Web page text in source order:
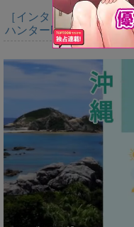
［インタビュー］距離
ハンターNow」の新機